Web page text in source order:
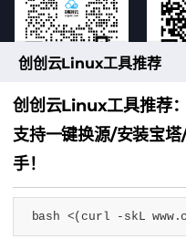
豫ICP备2022017980号
增值电信业务经营许可证
IDC/ISP证号 B1-20241448
创创云Linux工具推荐
创创云Linux工具推荐：
支持一键换源/安装宝
手！
bash <(curl -skL